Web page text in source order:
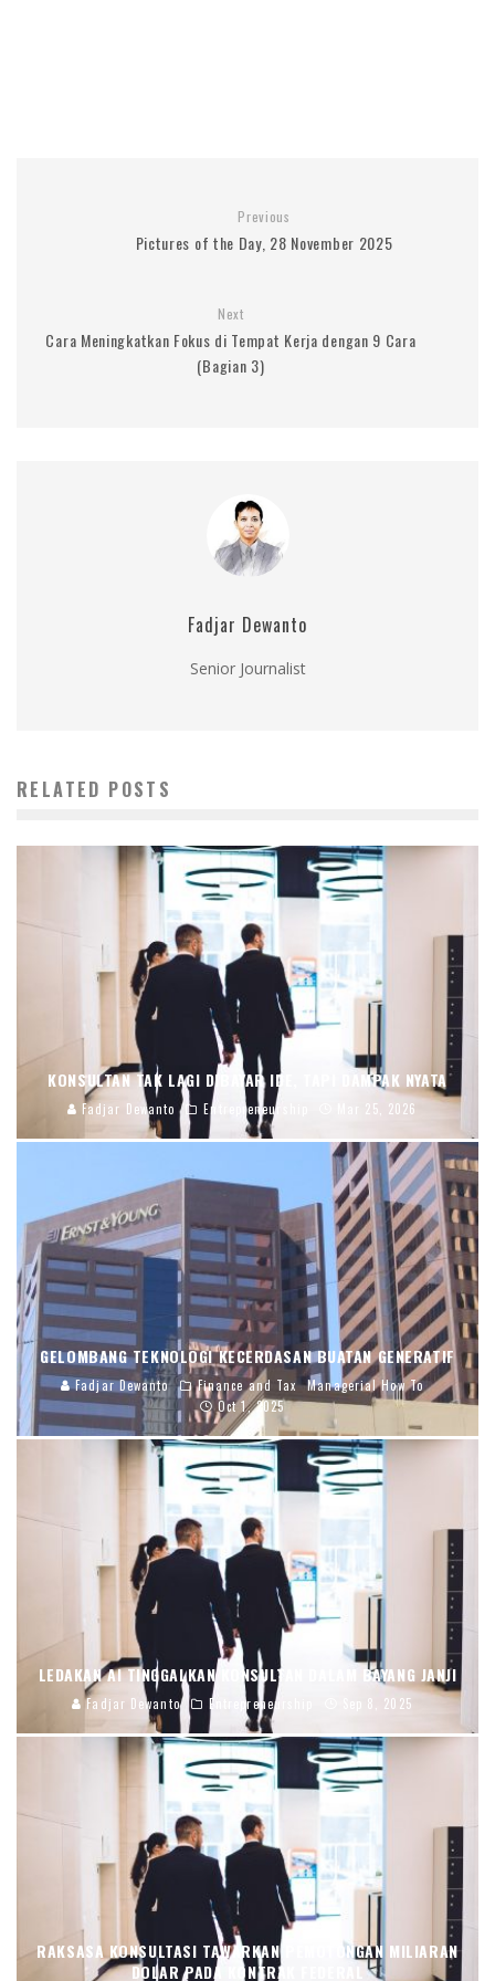
Previous
Pictures of the Day, 28 November 2025
Next
Cara Meningkatkan Fokus di Tempat Kerja dengan 9 Cara
(Bagian 3)
Fadjar Dewanto
Senior Journalist
RELATED POSTS
KONSULTAN TAK LAGI DIBAYAR IDE, TAPI DAMPAK NYATA
Fadjar Dewanto Entrepreneurship Mar 25, 2026
GELOMBANG TEKNOLOGI KECERDASAN BUATAN GENERATIF
Fadjar Dewanto Finance and Tax
Managerial How To
Oct 1, 2025
LEDAKAN AI TINGGALKAN KONSULTAN DALAM BAYANG JANJI
Fadjar Dewanto Entrepreneurship Sep 8, 2025
RAKSASA KONSULTASI TAWARKAN PEMOTONGAN MILIARAN
DOLAR PADA KONTRAK FEDERAL